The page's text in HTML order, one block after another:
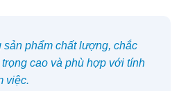
phẩm chất lượng, chắc
cao và phù hợp với tính
việc.